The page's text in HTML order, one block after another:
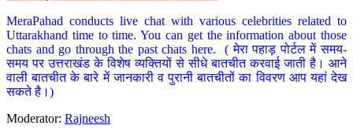
MeraPahad conducts live chat with various celebrities related to
Uttarakhand time to time. You can get the information about those
chats and go through the past chats here. ( मेरा पहाड़ पोर्टल में समय-
समय पर उत्तराखंड के विशेष व्यक्तियों से सीधे बातचीत करवाई जाती है। आने
वाली बातचीत के बारे में जानकारी व पुरानी बातचीतों का विवरण आप यहां देख
सकते है।)
Moderator: Rajneesh